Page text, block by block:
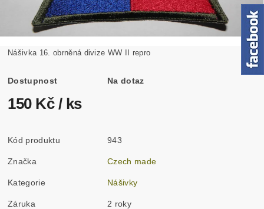
Nášivka 16. obrněná divize WW II repro
Dostupnost Na dotaz
150 Kč / ks
Kód produktu 943
Značka Czech made
Kategorie Nášivky
Záruka 2 roky